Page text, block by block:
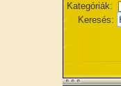
Kategóriák:
Keresés: